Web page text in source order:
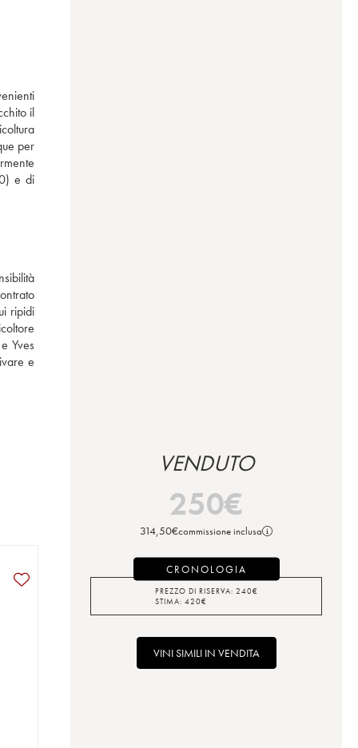
il
per
e di
ripidi
Yves
e
VENDUTO
250€
314,50€commissione inclusa
CRONOLOGIA
PREZZO DI RISERVA: 240€
STIMA: 420€
VINI SIMILI IN VENDITA